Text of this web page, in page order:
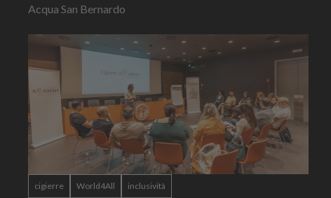
Acqua San Bernardo
cigierre World4All inclusività